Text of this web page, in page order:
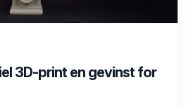
3D-print en gevinst for